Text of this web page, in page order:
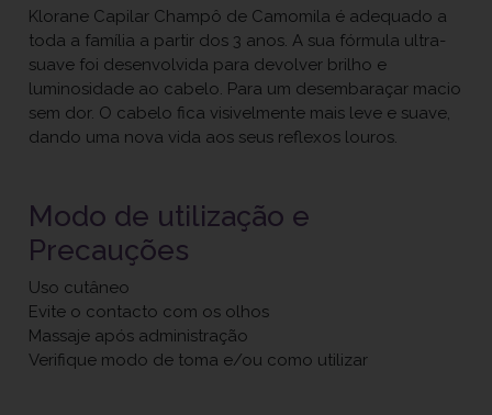
Klorane Capilar Champô de Camomila é adequado a
toda a família a partir dos 3 anos. A sua fórmula ultra-
suave foi desenvolvida para devolver brilho e
luminosidade ao cabelo. Para um desembaraçar macio
sem dor. O cabelo fica visivelmente mais leve e suave,
dando uma nova vida aos seus reflexos louros.
Modo de utilização e
Precauções
Uso cutâneo
Evite o contacto com os olhos
Massaje após administração
Verifique modo de toma e/ou como utilizar